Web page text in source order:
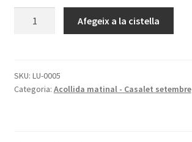
matinal
setmanal
Afegeix a la cistella
SKU: LU-0005
Categoria: Acollida matinal - Casalet setembre